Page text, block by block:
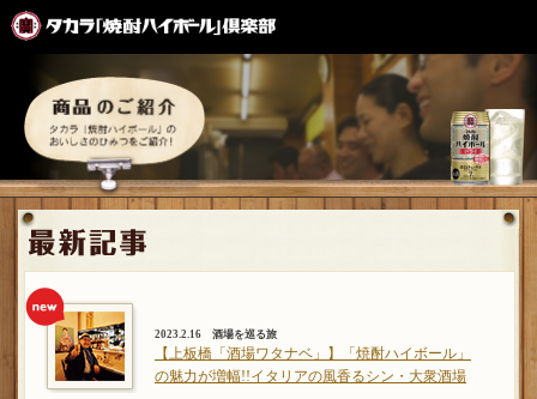
2023.2.16 酒場を巡る旅
【上板橋「酒場ワタナベ」】「焼酎ハイボール」
の魅力が増幅!!イタリアの風香るシン・大衆酒場